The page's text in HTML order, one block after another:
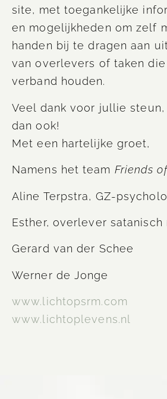
site, met toegankelijke
en mogelijkheden om zelf
handen bij te dragen aan
van overlevers of taken die
verband houden.
Veel dank voor jullie
dan ook!
Met een hartelijke groet,
Namens het team Friends
Aline Terpstra, GZ-
Esther, overlever
Gerard van der Schee
Werner de Jonge
www.lichtopsrm.com
www.lichtoplevens.nl